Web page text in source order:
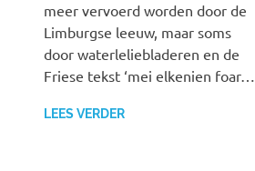
meer vervoerd worden door de
Limburgse leeuw, maar soms
door waterleliebladeren en de
Friese tekst ‘mei elkenien foar…
LEES VERDER